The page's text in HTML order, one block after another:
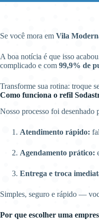
Se você mora em Vila
A boa notícia é que isso
complicado e com 99,9% de
Transforme sua rotina: troque
Como funciona o refil
Nosso processo foi desenhado
Atendimento rápido:
Agendamento prático:
Entrega e troca
Simples, seguro e rápido —
Por que escolher uma